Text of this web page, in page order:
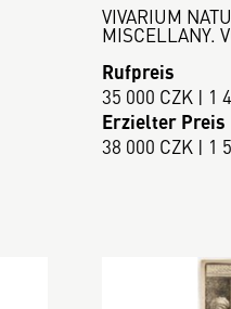
VIVARIUM
MISCELLANY.
Rufpreis
35 000 CZK | 1
Erzielter Preis
38 000 CZK | 1